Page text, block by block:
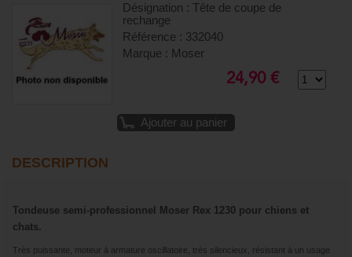
Désignation : Tête de coupe de
rechange
Référence : 332040
Marque : Moser
24,90 €
Ajouter au panier
DESCRIPTION
Tondeuse semi-professionnel Moser Rex 1230 pour chiens et
chats.
Très puissante, moteur à armature oscillatoire, très silencieux, résistant à un usage